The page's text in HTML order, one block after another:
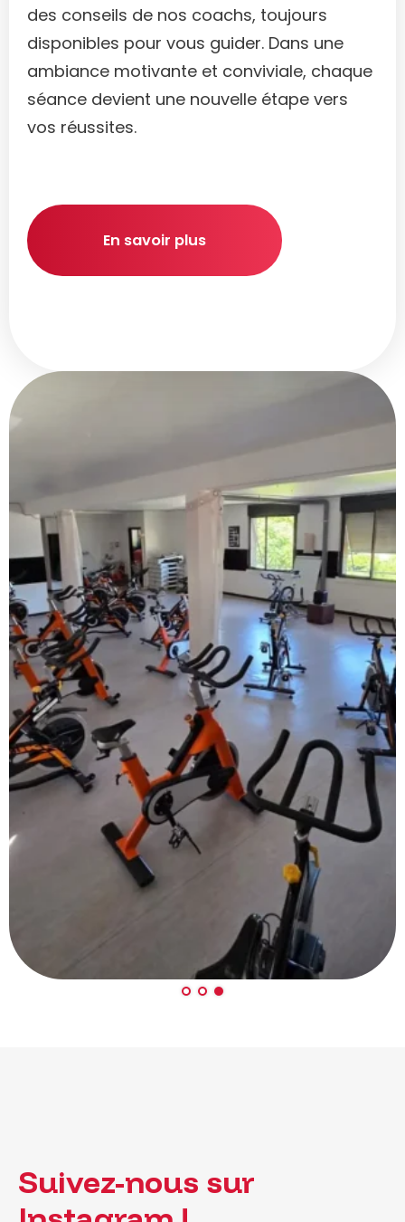
des conseils de nos coachs, toujours
disponibles pour vous guider. Dans une
ambiance motivante et conviviale, chaque
séance devient une nouvelle étape vers
vos réussites.
En savoir plus
Suivez-nous sur